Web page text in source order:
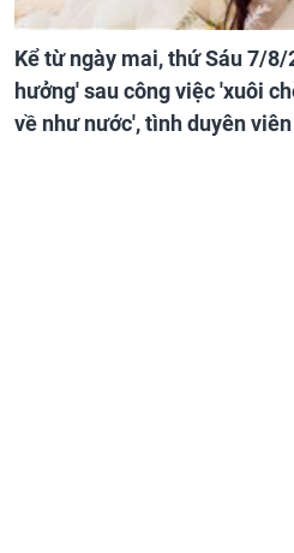
Kể từ ngày mai, thứ Sáu 7/8/
hưởng' sau công việc 'xuôi
về như nước', tình duyên